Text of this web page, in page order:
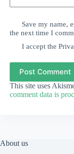
Save my name,
the next time I
I accept the
Post Comment
This site uses
comment data is
About us